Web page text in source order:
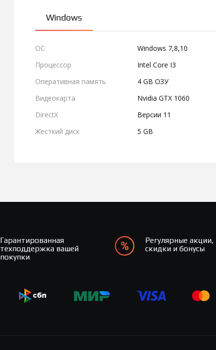
Windows
ОС
Windows 7,8,10
Процессор
Intel Core I3
Оперативная память
4 GB ОЗУ
Видеокарта
Nvidia GTX 1060
DirectX
Версии 11
Жесткий диск
5 GB
Гарантированная
техподдержка вашей
покупки
Регулярные акции,
скидки и бонусы